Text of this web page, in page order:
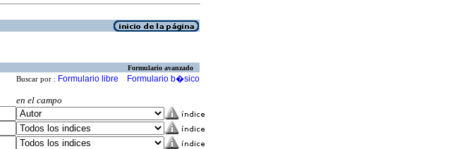
Formulario avanzado
Buscar por : Formulario libre Formulario b�sico
en el campo